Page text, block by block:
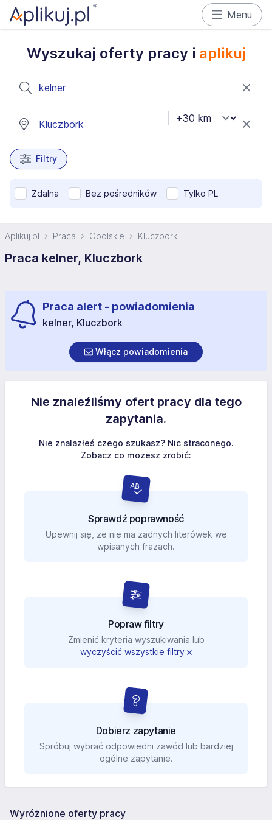
Menu
Wyszukaj oferty pracy i aplikuj
Filtry
Zdalna Bez pośredników Tylko PL
Aplikuj.pl Praca Opolskie Kluczbork
Praca kelner, Kluczbork
Praca alert - powiadomienia
kelner, Kluczbork
Włącz powiadomienia
Nie znaleźliśmy ofert pracy dla tego
zapytania.
Nie znalazłeś czego szukasz? Nic straconego.
Zobacz co możesz zrobić:
Sprawdź poprawność
Upewnij się, że nie ma żadnych literówek we
wpisanych frazach.
Popraw filtry
Zmienić kryteria wyszukiwania lub
wyczyścić wszystkie filtry
Dobierz zapytanie
Spróbuj wybrać odpowiedni zawód lub bardziej
ogólne zapytanie.
Wyróżnione oferty pracy